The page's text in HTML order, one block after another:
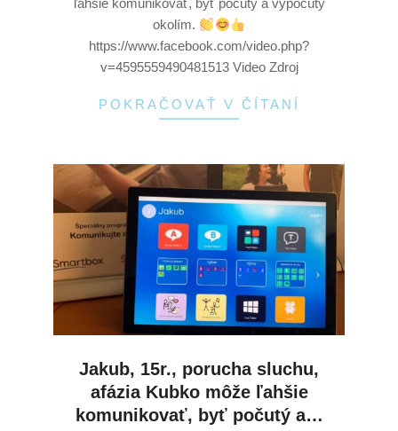
ľahšie komunikovať, byť počutý a vypočutý
okolím.
https://www.facebook.com/video.php?
v=4595559490481513 Video Zdroj
POKRAČOVAŤ V ČÍTANÍ
Jakub, 15r., porucha sluchu,
afázia Kubko môže ľahšie
komunikovať, byť počutý a…